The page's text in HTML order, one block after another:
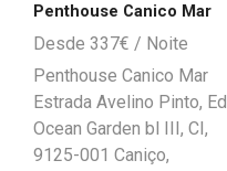
Penthouse Canico Mar
337€
Penthouse Canico Mar
Estrada Avelino Pinto, Ed
Ocean Garden bl III, CI,
9125-001 Caniço,